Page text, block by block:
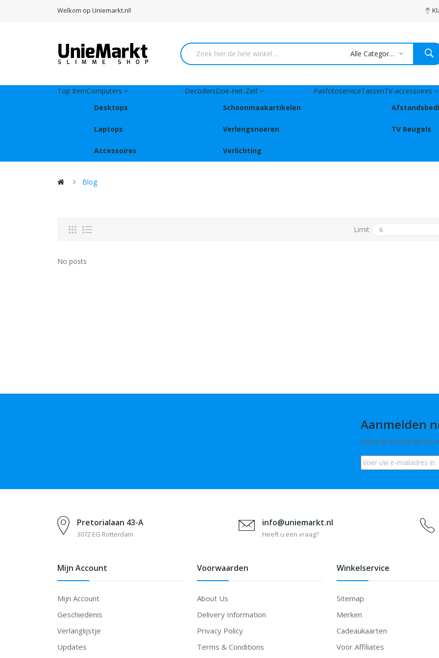
Welkom op Uniemarkt.nl!
Alle Categorieën
Top ItemComputers
Desktops
Laptops
Accessoires
DecodersDoe-Het-Zelf
Schoonmaakartikelen
Verlengsnoeren
Verlichting
PasfotoserviceTassenTV-accessoires
TV Beugels
Blog
Limit
No posts
Aanmelden
Wees de eerste die het
Pretorialaan 43-A
3072 EG Rotterdam
info@uniemarkt.nl
Heeft u een vraag?
Mijn Account
Mijn Account
Geschiedenis
Verlanglijstje
Updates
Voorwaarden
About Us
Delivery Information
Privacy Policy
Terms & Conditions
Winkelservice
Sitemap
Merken
Cadeaukaarten
Voor Affiliates